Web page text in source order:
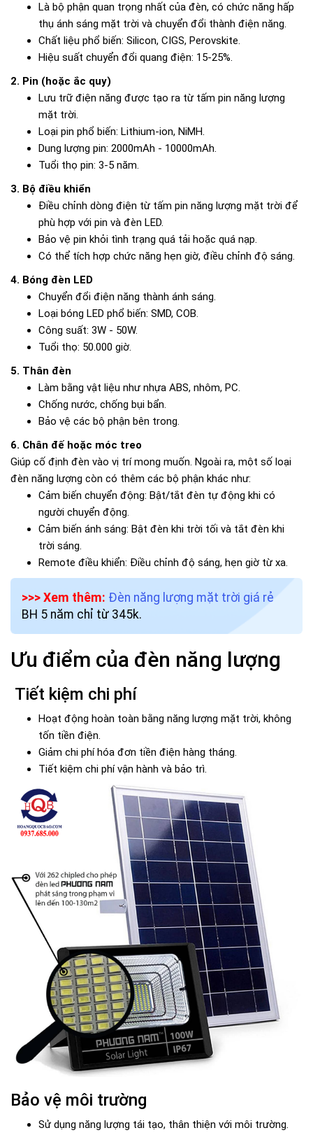
Là bộ phận quan trọng nhất của đèn, có chức năng hấp
thụ ánh sáng mặt trời và chuyển đổi thành điện năng.
Chất liệu phổ biến: Silicon, CIGS, Perovskite.
Hiệu suất chuyển đổi quang điện: 15-25%.
2. Pin (hoặc ắc quy)
Lưu trữ điện năng được tạo ra từ tấm pin năng lượng
mặt trời.
Loại pin phổ biến: Lithium-ion, NiMH.
Dung lượng pin: 2000mAh - 10000mAh.
Tuổi thọ pin: 3-5 năm.
3. Bộ điều khiển
Điều chỉnh dòng điện từ tấm pin năng lượng mặt trời để
phù hợp với pin và đèn LED.
Bảo vệ pin khỏi tình trạng quá tải hoặc quá nạp.
Có thể tích hợp chức năng hẹn giờ, điều chỉnh độ sáng.
4. Bóng đèn LED
Chuyển đổi điện năng thành ánh sáng.
Loại bóng LED phổ biến: SMD, COB.
Công suất: 3W - 50W.
Tuổi thọ: 50.000 giờ.
5. Thân đèn
Làm bằng vật liệu như nhựa ABS, nhôm, PC.
Chống nước, chống bụi bẩn.
Bảo vệ các bộ phận bên trong.
6. Chân đế hoặc móc treo
Giúp cố định đèn vào vị trí mong muốn. Ngoài ra, một số loại
đèn năng lượng còn có thêm các bộ phận khác như:
Cảm biến chuyển động: Bật/tắt đèn tự động khi có
người chuyển động.
Cảm biến ánh sáng: Bật đèn khi trời tối và tắt đèn khi
trời sáng.
Remote điều khiển: Điều chỉnh độ sáng, hẹn giờ từ xa.
>>> Xem thêm: Đèn năng lượng mặt trời giá rẻ
BH 5 năm chỉ từ 345k.
Ưu điểm của đèn năng lượng
Tiết kiệm chi phí
Hoạt động hoàn toàn bằng năng lượng mặt trời, không
tốn tiền điện.
Giảm chi phí hóa đơn tiền điện hàng tháng.
Tiết kiệm chi phí vận hành và bảo trì.
Bảo vệ môi trường
Sử dụng năng lượng tái tạo, thân thiện với môi trường.